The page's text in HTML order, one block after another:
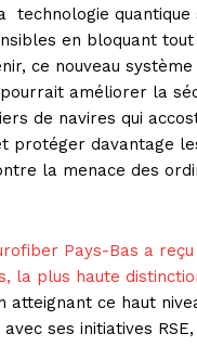
technologie quantique
en bloquant tout
ce nouveau système
améliorer la
de navires qui
protéger davantage
la menace des
Pays-Bas a
la plus haute
atteignant ce haut
ses initiatives